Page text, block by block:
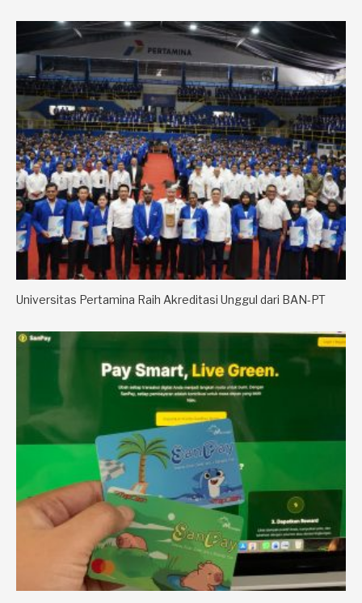
Universitas Pertamina Raih Akreditasi Unggul dari BAN-PT